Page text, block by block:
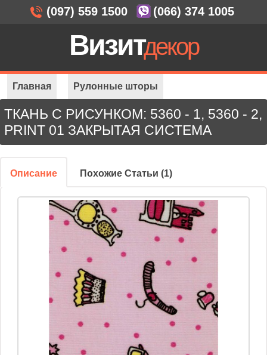
ТКАНЬ С РИСУНКОМ: 5360 - 1, 5360 - 2,
PRINT 01 ЗАКРЫТАЯ СИСТЕМА
Описание Похожие Статьи (1)
Главная Рулонные шторы
Закрытая система
Ткань с рисунком: 5360 - 1, 5360 - 2, Print 01
(097) 559 1500 (066) 374 1005
Визитдекор